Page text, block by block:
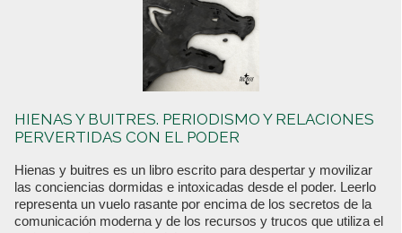
HIENAS Y BUITRES. PERIODISMO Y RELACIONES
PERVERTIDAS CON EL PODER
Hienas y buitres es un libro escrito para despertar y movilizar
las conciencias dormidas e intoxicadas desde el poder. Leerlo
representa un vuelo rasante por encima de los secretos de la
comunicación moderna y de los recursos y trucos que utiliza el